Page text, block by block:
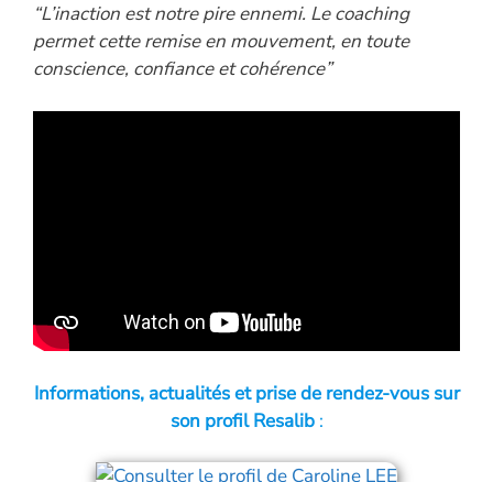
“L’inaction est notre pire ennemi. Le coaching
permet cette remise en mouvement, en toute
conscience, confiance et cohérence”
Informations, actualités et prise de rendez-vous sur
son profil Resalib: